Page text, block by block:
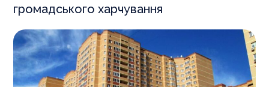
громадського харчування